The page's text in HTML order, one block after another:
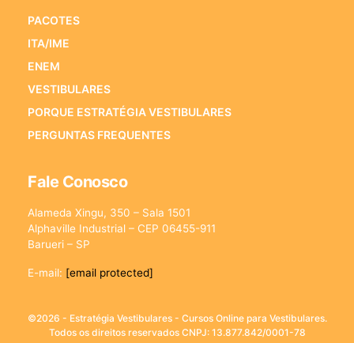
PACOTES
ITA/IME
ENEM
VESTIBULARES
PORQUE ESTRATÉGIA VESTIBULARES
PERGUNTAS FREQUENTES
Fale Conosco
Alameda Xingu, 350 – Sala 1501
Alphaville Industrial – CEP 06455-911
Barueri – SP
E-mail: [email protected]
©2026 - Estratégia Vestibulares - Cursos Online para Vestibulares.
Todos os direitos reservados CNPJ: 13.877.842/0001-78